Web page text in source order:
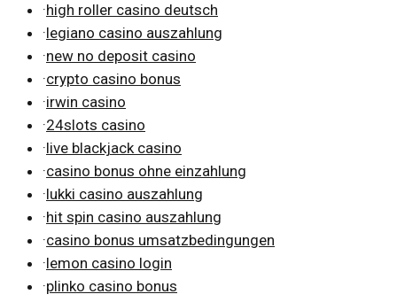
·high roller casino deutsch
·legiano casino auszahlung
·new no deposit casino
·crypto casino bonus
·irwin casino
·24slots casino
·live blackjack casino
·casino bonus ohne einzahlung
·lukki casino auszahlung
·hit spin casino auszahlung
·casino bonus umsatzbedingungen
·lemon casino login
·plinko casino bonus